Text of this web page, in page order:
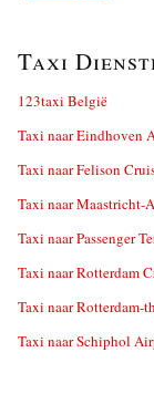
Taxi
123taxi België
Taxi naar Eindhoven
Taxi naar Felison
Taxi naar Maastricht-
Taxi naar Passenger
Taxi naar Rotterdam
Taxi naar Rotterdam-
Taxi naar Schiphol